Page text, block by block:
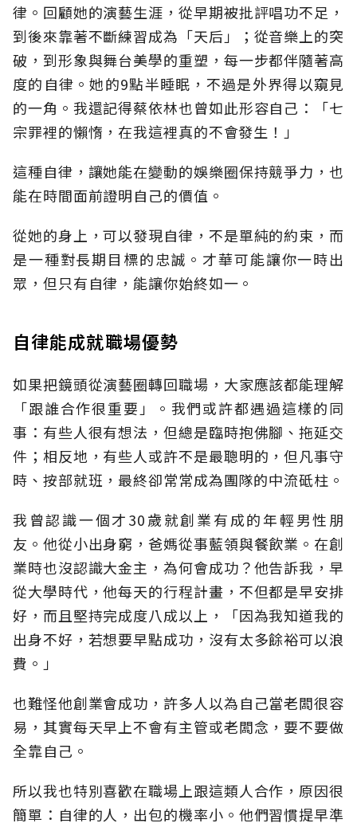
律。回顧她的演藝生涯，從早期被批評唱功不足，
到後來靠著不斷練習成為「天后」；從音樂上的突
破，到形象與舞台美學的重塑，每一步都伴隨著高
度的自律。她的9點半睡眠，不過是外界得以窺見
的一角。我還記得蔡依林也曾如此形容自己：「七
宗罪裡的懶惰，在我這裡真的不會發生！」
這種自律，讓她能在變動的娛樂圈保持競爭力，也
能在時間面前證明自己的價值。
從她的身上，可以發現自律，不是單純的約束，而
是一種對長期目標的忠誠。才華可能讓你一時出
眾，但只有自律，能讓你始終如一。
自律能成就職場優勢
如果把鏡頭從演藝圈轉回職場，大家應該都能理解
「跟誰合作很重要」。我們或許都遇過這樣的同
事：有些人很有想法，但總是臨時抱佛腳、拖延交
件；相反地，有些人或許不是最聰明的，但凡事守
時、按部就班，最終卻常常成為團隊的中流砥柱。
我曾認識一個才30歲就創業有成的年輕男性朋
友。他從小出身窮，爸媽從事藍領與餐飲業。在創
業時也沒認識大金主，為何會成功？他告訴我，早
從大學時代，他每天的行程計畫，不但都是早安排
好，而且堅持完成度八成以上，「因為我知道我的
出身不好，若想要早點成功，沒有太多餘裕可以浪
費。」
也難怪他創業會成功，許多人以為自己當老闆很容
易，其實每天早上不會有主管或老闆念，要不要做
全靠自己。
所以我也特別喜歡在職場上跟這類人合作，原因很
簡單：自律的人，出包的機率小。他們習慣提早準